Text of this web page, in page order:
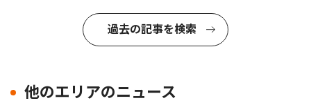
過去の記事を検索
他のエリアのニュース